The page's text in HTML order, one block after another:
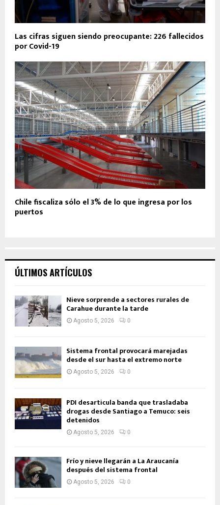
Las cifras siguen siendo preocupante: 226 fallecidos
por Covid-19
Chile fiscaliza sólo el 3% de lo que ingresa por los
puertos
ÚLTIMOS ARTÍCULOS
Nieve sorprende a sectores rurales de
Carahue durante la tarde
Agosto 5, 2026 0
Sistema frontal provocará marejadas
desde el sur hasta el extremo norte
Agosto 5, 2026 0
PDI desarticula banda que trasladaba
drogas desde Santiago a Temuco: seis
detenidos
Agosto 5, 2026 0
Frío y nieve llegarán a La Araucanía
después del sistema frontal
Agosto 5, 2026 0